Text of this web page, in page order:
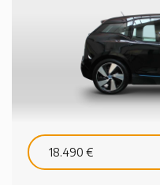
18.490 €